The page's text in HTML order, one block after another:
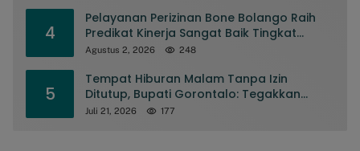
4
Pelayanan Perizinan Bone Bolango Raih
Predikat Kinerja Sangat Baik Tingkat
Nasional
Agustus 2, 2026 248
5
Tempat Hiburan Malam Tanpa Izin
Ditutup, Bupati Gorontalo: Tegakkan
Aturan, Jangan Sakiti Manusianya
Juli 21, 2026 177